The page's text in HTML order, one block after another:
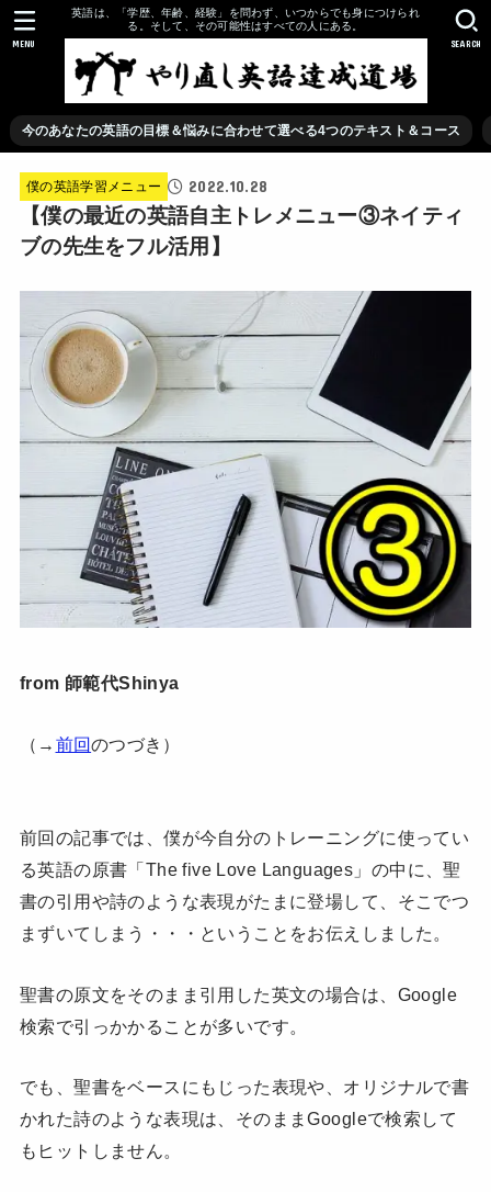
英語は、「学歴、年齢、経験」を問わず、いつからでも身につけられ
る。そして、その可能性はすべての人にある。
今のあなたの英語の目標＆悩みに合わせて選べる4つのテキスト＆コース
SEARCH
MENU
僕の英語学習メニュー 2022.10.28
【僕の最近の英語自主トレメニュー③ネイティ
ブの先生をフル活用】
from 師範代Shinya
（→ 前回のつづき）
前回の記事では、僕が今自分のトレーニングに使ってい
る英語の原書「The five Love Languages」の中に、聖
書の引用や詩のような表現がたまに登場して、そこでつ
まずいてしまう・・・ということをお伝えしました。
聖書の原文をそのまま引用した英文の場合は、Google
検索で引っかかることが多いです。
でも、聖書をベースにもじった表現や、オリジナルで書
かれた詩のような表現は、そのままGoogleで検索して
もヒットしません。